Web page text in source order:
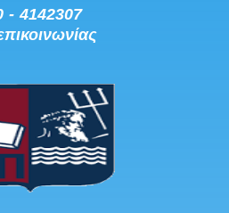
- 4142307